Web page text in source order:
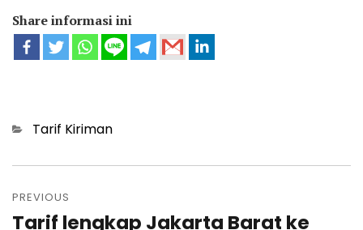
Share informasi ini
Categories
Tarif Kiriman
navigation
PREVIOUS
Previous
Tarif lengkap Jakarta Barat ke